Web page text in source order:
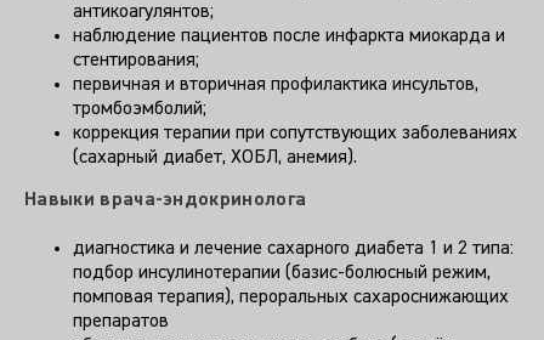
антикоагулянтов;
наблюдение пациентов после инфаркта миокарда и
стентирования;
первичная и вторичная профилактика инсультов,
тромбоэмболий;
коррекция терапии при сопутствующих заболеваниях
(сахарный диабет, ХОБЛ, анемия).
Навыки врача-эндокринолога
диагностика и лечение сахарного диабета 1 и 2 типа:
подбор инсулинотерапии (базис-болюсный режим,
помповая терапия), пероральных сахароснижающих
препаратов